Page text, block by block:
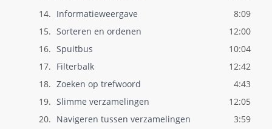
14. Informatieweergave
8:09
15. Sorteren en ordenen
12:00
16. Spuitbus
10:04
17. Filterbalk
12:42
18. Zoeken op trefwoord
4:43
19. Slimme verzamelingen
12:05
20. Navigeren tussen verzamelingen
3:59